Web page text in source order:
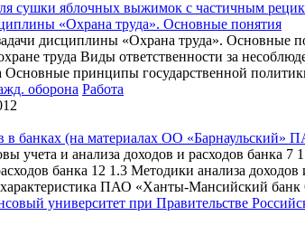
«Охрана труда». Основные понятия
дисциплины «Охрана труда». Основные
труда Виды ответственности за
Основные принципы государственной
оборона Работа
в банках (на материалах ОО
учета и анализа доходов и расходов
банка 12 1.3 Методики анализа
ПАО «Ханты-Мансийский банк
университет при Правительстве